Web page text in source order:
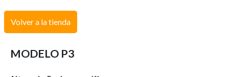
Volver a la tienda
MODELO P3